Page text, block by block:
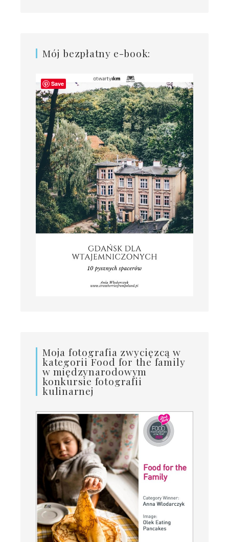
Mój bezpłatny e-book:
Moja fotografia zwycięzcą w
kategorii Food for the family
w międzynarodowym
konkursie fotografii
kulinarnej
Save